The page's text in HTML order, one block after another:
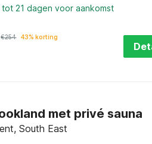
tot 21 dagen voor aankomst
€254 43% korting
met privé sauna
South East